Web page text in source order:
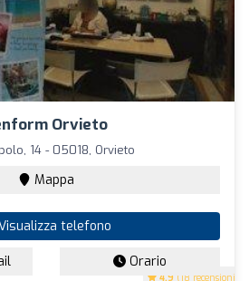
Orvieto
4.9 (18 recensioni)
14 - 05018, Orvieto
Mappa
telefono
Orario